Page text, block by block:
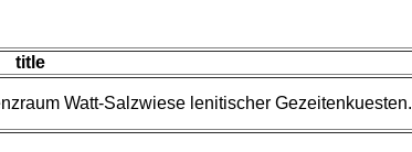
title
Watt-Salzwiese lenitischer Gezeitenkuesten.